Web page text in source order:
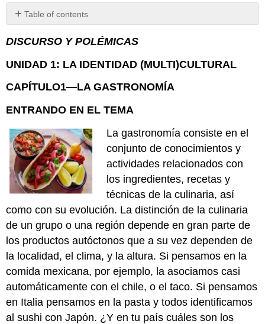
Table of contents
No
DISCURSO Y POLÉMICAS
UNIDAD 1: LA IDENTIDAD (MULTI)CULTURAL
CAPÍTULO1—LA GASTRONOMÍA
ENTRANDO EN EL TEMA
La gastronomía consiste en el
conjunto de conocimientos y
actividades relacionados con
los ingredientes, recetas y
técnicas de la culinaria, así
como con su evolución. La distinción de la culinaria
de un grupo o una región depende en gran parte de
los productos autóctonos que a su vez dependen de
la localidad, el clima, y la altura. Si pensamos en la
comida mexicana, por ejemplo, la asociamos casi
automáticamente con el chile, o el taco. Si pensamos
en Italia pensamos en la pasta y todos identificamos
al sushi con Japón. ¿Y en tu país cuáles son los